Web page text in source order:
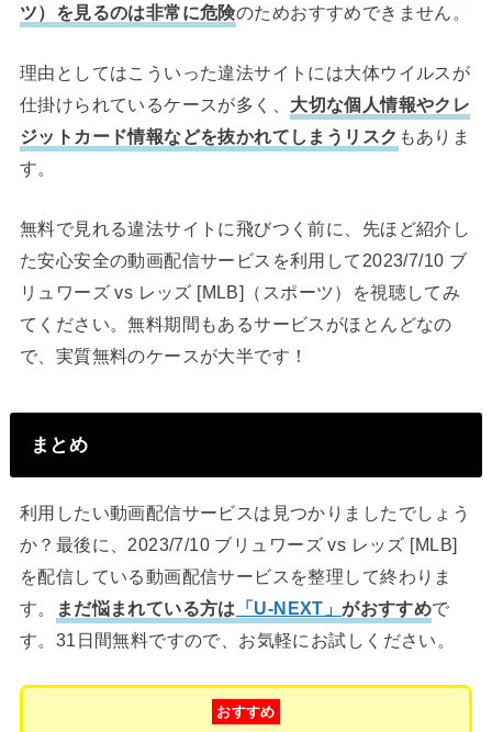
ツ）を見るのは非常に危険のためおすすめできません。
理由としてはこういった違法サイトには大体ウイルスが
仕掛けられているケースが多く、 大切な個人情報やクレ
ジットカード情報などを抜かれてしまうリスク もありま
す。
無料で見れる違法サイトに飛びつく前に、先ほど紹介し
た安心安全の動画配信サービスを利用して2023/7/10 ブ
リュワーズ vs レッズ [MLB]（スポーツ）を視聴してみ
てください。無料期間もあるサービスがほとんどなの
で、実質無料のケースが大半です！
まとめ
利用したい動画配信サービスは見つかりましたでしょう
か？最後に、2023/7/10 ブリュワーズ vs レッズ [MLB]
を配信している動画配信サービスを整理して終わりま
す。
まだ悩まれている方は 「U-NEXT」がおすすめで
す。31日間無料ですので、お気軽にお試しください。
おすすめ